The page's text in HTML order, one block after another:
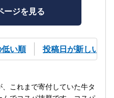
ージを見る
い順 投稿日が新しい順
これまで寄付していた牛タ